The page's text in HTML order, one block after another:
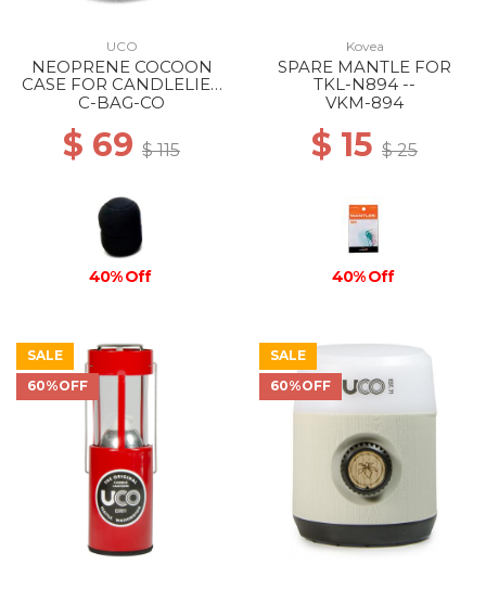
UCO
NEOPRENE COCOON
CASE FOR CANDLELIER
--
C-BAG-CO
$ 69 $ 115
40% Off
Kovea
SPARE MANTLE FOR
TKL-N894 --
VKM-894
$ 15 $ 25
40% Off
SALE
60%OFF
SALE
60%OFF